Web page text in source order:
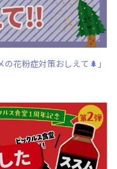
花粉症対策おしえて🌲」